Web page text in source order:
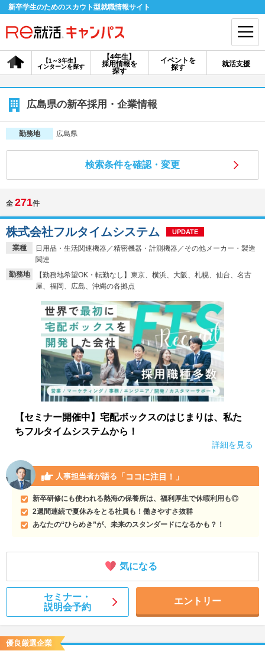
新卒学生のためのスカウト型就職情報サイト
【4年生】
採用情報を
探す
【1～3年生】
インターンを探す
イベントを
探す
就活支援
会員登録 ログイン
会員ID・パスワードを忘れた方はこちら
探す
【4年生】
【1～3年生】
イベントを探す スカウト お知らせ
就活ノウハウ・サポート
就活支援
就活ノウハウが満載！ お役立ち記事・相談室など
適職診断
あなたに合う仕事を診断！
就活チャンネル
動画で対策講座をチェック
就活ニュースペーパー
就活時事ニュースを更新
よくある質問
不明点があればこちら
広島県の新卒採用・企業情報
勤務地 広島県
検索条件を確認・変更
全 271件
業種
日用品・生活関連機器／精密機器・計測機器／その他メーカー・製造
関連
勤務地
【勤務地希望OK・転勤なし】東京、横浜、大阪、札幌、仙台、名古
屋、福岡、広島、沖縄の各拠点
株式会社フルタイムシステム UPDATE
【セミナー開催中】宅配ボックスのはじまりは、私た
ちフルタイムシステムから！
詳細を見る
人事担当者が語る 「ココに注目！」
新卒研修にも使われる熱海の保養所は、福利厚生で休暇利用も◎
2週間連続で夏休みをとる社員も！働きやすさ抜群
あなたの“ひらめき”が、未来のスタンダードになるかも？！
気になる
セミナー・
説明会予約
エントリー
優良厳選企業